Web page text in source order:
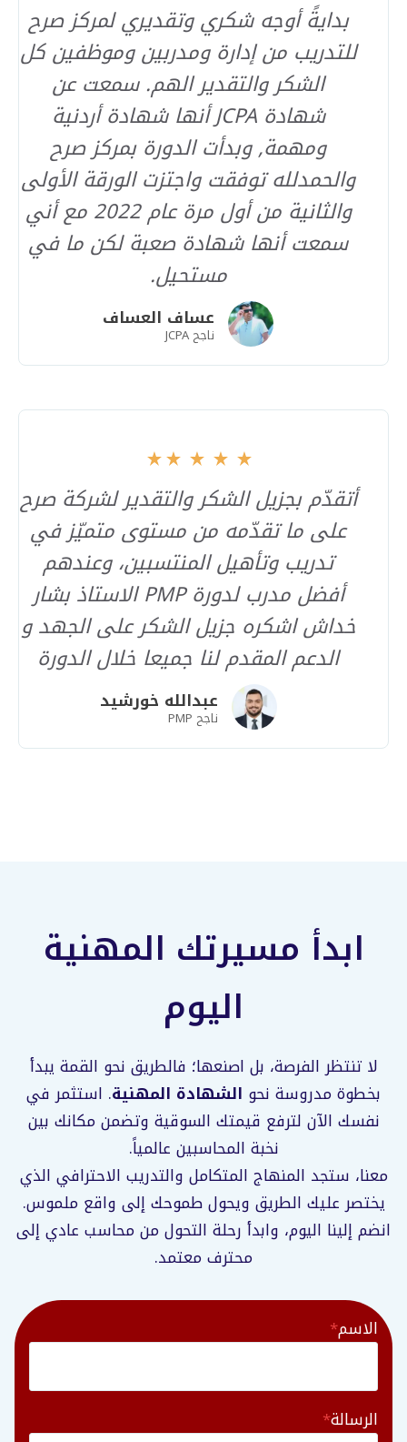
بدايةً أوجه شكري وتقديري لمركز صرح
للتدريب من إدارة ومدربين وموظفين كل
الشكر والتقدير الهم. سمعت عن
شهادة JCPA أنها شهادة أردنية
ومهمة, وبدأت الدورة بمركز صرح
والحمدلله توفقت واجتزت الورقة الأولى
والثانية من أول مرة عام 2022 مع أني
سمعت أنها شهادة صعبة لكن ما في
مستحيل.
عساف العساف
ناجح JCPA
أتقدّم بجزيل الشكر والتقدير لشركة صرح
على ما تقدّمه من مستوى متميّز في
تدريب وتأهيل المنتسبين، وعندهم
أفضل مدرب لدورة PMP الاستاذ بشار
خداش اشكره جزيل الشكر على الجهد و
الدعم المقدم لنا جميعا خلال الدورة
عبدالله خورشيد
ناجح PMP
ابدأ مسيرتك المهنية
اليوم
لا تنتظر الفرصة، بل اصنعها؛ فالطريق نحو القمة يبدأ
بخطوة مدروسة نحو الشهادة المهنية. استثمر في
نفسك الآن لترفع قيمتك السوقية وتضمن مكانك بين
نخبة المحاسبين عالمياً.
معنا، ستجد المنهاج المتكامل والتدريب الاحترافي الذي
يختصر عليك الطريق ويحول طموحك إلى واقع ملموس.
انضم إلينا اليوم، وابدأ رحلة التحول من محاسب عادي إلى
محترف معتمد.
الاسم*
الرسالة*